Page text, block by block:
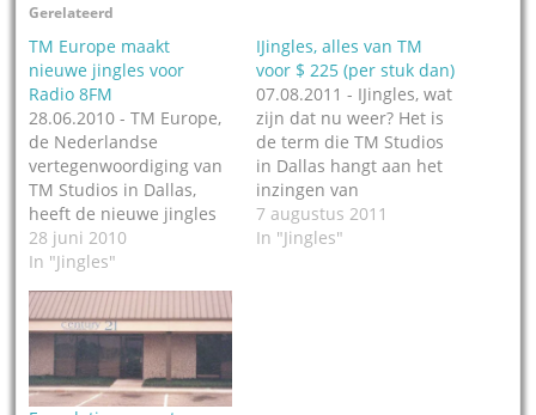
Gerelateerd
TM Europe maakt
nieuwe jingles voor
Radio 8FM
28.06.2010 - TM Europe,
de Nederlandse
vertegenwoordiging van
TM Studios in Dallas,
heeft de nieuwe jingles
gemaakt voor Radio 8FM,
het commerciële
radiostation in Brabant.
Het station mocht
'shoppen' uit
verschillende jingle
pakketten en liet een
aantal jingles daarvan
28 juni 2010
In "Jingles"
IJingles, alles van TM
voor $ 225 (per stuk dan)
07.08.2011 - IJingles, wat
zijn dat nu weer? Het is
de term die TM Studios
in Dallas hangt aan het
inzingen van
'personalised jingles' (I -
Jingles!), iedereen die
7 augustus 2011
In "Jingles"